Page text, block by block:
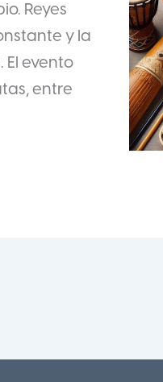
Reyes
y la
evento
entre